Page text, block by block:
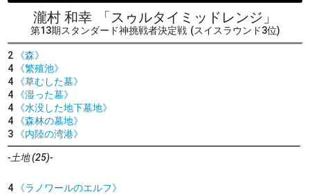
瀧村 和幸 「スゥルタイミッドレンジ」
第13期スタンダード神挑戦者決定戦 (スイスラウンド3位)
2
《森》
4
《繁殖池》
4
《草むした墓》
4
《湿った墓》
4
《水没した地下墓地》
4
《森林の墓地》
3
《内陸の湾港》
-土地 (25)-
4
《ラノワールのエルフ》